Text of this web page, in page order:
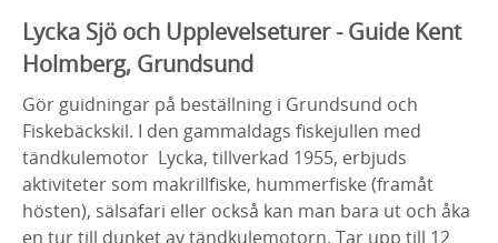
Lycka Sjö och Upplevelseturer - Guide Kent
Holmberg, Grundsund
Gör guidningar på beställning i Grundsund och
Fiskebäckskil. I den gammaldags fiskejullen med
tändkulemotor Lycka, tillverkad 1955, erbjuds
aktiviteter som makrillfiske, hummerfiske (framåt
hösten), sälsafari eller också kan man bara ut och åka
en tur till dunket av tändkulemotorn. Tar upp till 12